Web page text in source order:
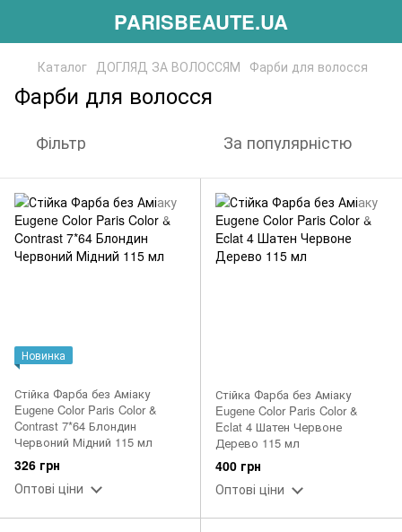
PARISBEAUTE.UA
Каталог ДОГЛЯД ЗА ВОЛОССЯМ Фарби для волосся
Фарби для волосся
Фільтр За популярністю
Новинка
Стійка Фарба без Аміаку
Eugene Color Paris Color &
Contrast 7*64 Блондин
Червоний Мідний 115 мл
326 грн
Оптові ціни
Стійка Фарба без Аміаку
Eugene Color Paris Color &
Eclat 4 Шатен Червоне
Дерево 115 мл
400 грн
Оптові ціни